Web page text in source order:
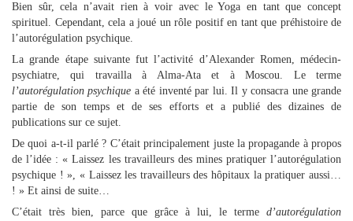
Bien sûr, cela n’avait rien à voir avec le Yoga en tant que concept
spirituel. Cependant, cela a joué un rôle positif en tant que préhistoire de
l’autorégulation psychique.
La grande étape suivante fut l’activité d’Alexander Romen, médecin-
psychiatre, qui travailla à Alma-Ata et à Moscou. Le terme
l’autorégulation psychique a été inventé par lui. Il y consacra une grande
partie de son temps et de ses efforts et a publié des dizaines de
publications sur ce sujet.
De quoi a-t-il parlé ? C’était principalement juste la propagande à propos
de l’idée : « Laissez les travailleurs des mines pratiquer l’autorégulation
psychique ! », « Laissez les travailleurs des hôpitaux la pratiquer aussi…
! » Et ainsi de suite…
C’était très bien, parce que grâce à lui, le terme d’autorégulation